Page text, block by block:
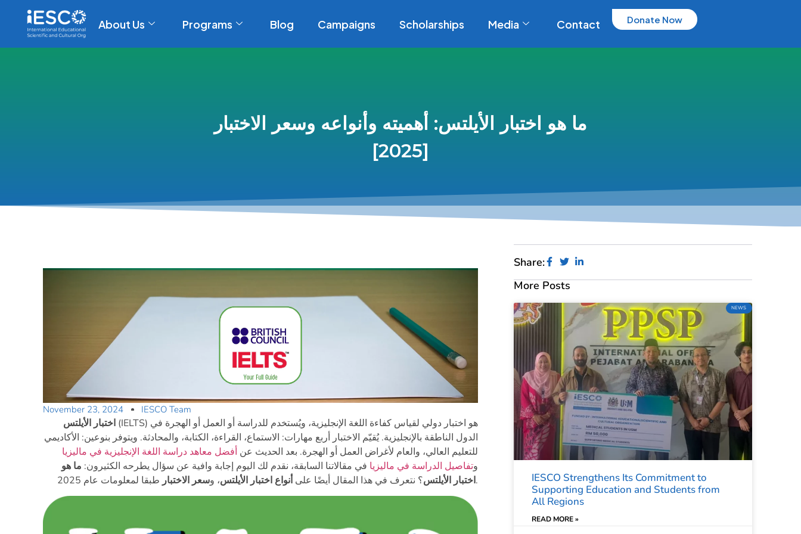
About Us Programs Blog Campaigns Scholarships Media Contact Donate Now
ما هو اختبار الأيلتس: أهميته وأنواعه وسعر الاختبار
[2025]
November 23, 2024 IESCO Team
اختبار الأيلتس (IELTS) هو اختبار دولي لقياس كفاءة اللغة الإنجليزية، ويُستخدم للدراسة أو العمل أو الهجرة في
الدول الناطقة بالإنجليزية. يُقيّم الاختبار أربع مهارات: الاستماع، القراءة، الكتابة، والمحادثة. ويتوفر بنوعين: الأكاديمي
للتعليم العالي، والعام لأغراض العمل أو الهجرة. بعد الحديث عن أفضل معاهد دراسة اللغة الإنجليزية في ماليزيا
وتفاصيل الدراسة في ماليزيا في مقالاتنا السابقة، نقدم لك اليوم إجابة وافية عن سؤال يطرحه الكثيرون: ما هو
اختبار الأيلتس؟ نتعرف في هذا المقال أيضًا على أنواع اختبار الأيلتس، وسعر الاختبار طبقا لمعلومات عام 2025.
Share:
More Posts
NEWS
IESCO Strengthens Its Commitment to
Supporting Education and Students from
All Regions
READ MORE »